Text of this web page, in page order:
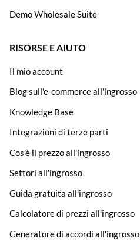
Demo Wholesale Suite
RISORSE E AIUTO
Il mio account
Blog sull'e-commerce all'ingrosso
Knowledge Base
Integrazioni di terze parti
Cos'è il prezzo all'ingrosso
Settori all'ingrosso
Guida gratuita all'ingrosso
Calcolatore di prezzi all'ingrosso
Generatore di accordi all'ingrosso